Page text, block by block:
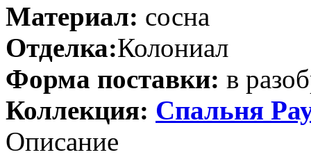
Материал: сосна
Отделка:Колониал
Форма поставки: в
Коллекция: Спальня
Описание